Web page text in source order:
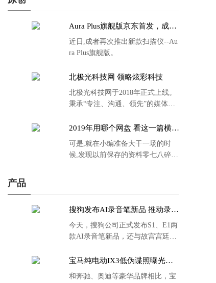
Aura Plus旗舰版京东首发，成者
近日,成者再次推出新款扫描仪--Au
ra Plus旗舰版。
北极光科技网 领略炫彩科技
北极光科技网于2018年正式上线。
秉承“专注、沟通、领先”的媒体理
2019年用哪个网盘 看这一篇横评
可是,就在小编准备大干一场的时
候,发现以前保存的资料零七八碎,
产品
搜狗发布AI录音笔新品 推动录音
今天，搜狗公司正式发布S1、E1两
款AI录音笔新品，还与故宫宫廷文
的故宫宫廷联名款。
宝马纯电动IX3低伪谍照曝光：
和奔驰、奥迪等豪华品牌相比，宝